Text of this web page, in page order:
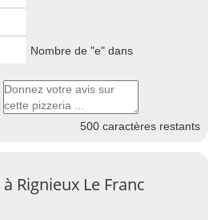
Nombre de "e" dans
500 caractères restants
Rignieux Le Franc